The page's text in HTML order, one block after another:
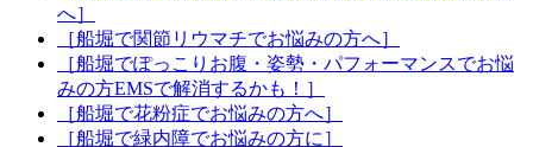
へ］
［船堀で関節リウマチでお悩みの方へ］
［船堀でぽっこりお腹・姿勢・パフォーマンスでお悩
みの方EMSで解消するかも！］
［船堀で花粉症でお悩みの方へ］
［船堀で緑内障でお悩みの方に］